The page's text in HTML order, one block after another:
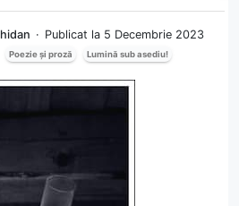
Publicat la 5 Decembrie 2023
Poezie și proză Lumină sub asediu!